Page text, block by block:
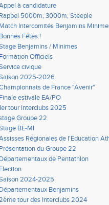
à candidature
Rappel 5000m, 3000m, Steeple
Match Intercomités Benjamins
Bonnes Fêtes !
Benjamins / Minimes
Formation Officiels
civique
2025-2026
de France "Avenir"
Finale estivale EA/PO
tour Interclubs 2025
Groupe 22
BE-MI
Régionales de l'Education
Présentation du Groupe 22
Départementaux de Pentathlon
Election
2024-2025
Départementaux Benjamins
tour des Interclubs 2024